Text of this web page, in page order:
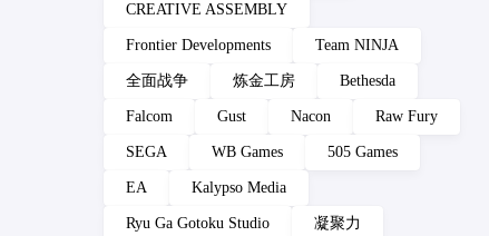
CREATIVE ASSEMBLY
Frontier Developments Team NINJA
全面战争 炼金工房 Bethesda
Falcom Gust Nacon Raw Fury
SEGA WB Games 505 Games
EA Kalypso Media
Ryu Ga Gotoku Studio 凝聚力